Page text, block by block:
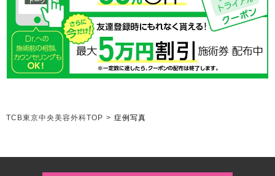
TCB東京中央美容外科TOP > 症例写真